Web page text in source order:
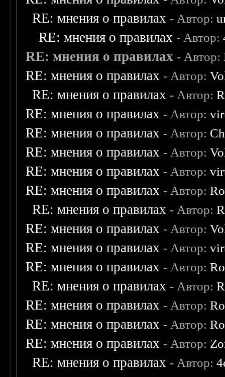
RE: мнения о правилах - Автор:
RE: мнения о правилах - Автор:
RE: мнения о правилах - Автор:
RE: мнения о правилах - Автор:
RE: мнения о правилах - Автор:
RE: мнения о правилах - Автор:
RE: мнения о правилах - Автор:
RE: мнения о правилах - Автор:
RE: мнения о правилах - Автор:
RE: мнения о правилах - Автор:
RE: мнения о правилах - Автор:
RE: мнения о правилах - Автор:
RE: мнения о правилах - Автор:
RE: мнения о правилах - Автор:
RE: мнения о правилах - Автор:
RE: мнения о правилах - Автор:
RE: мнения о правилах - Автор:
RE: мнения о правилах - Автор:
RE: мнения о правилах - Автор: